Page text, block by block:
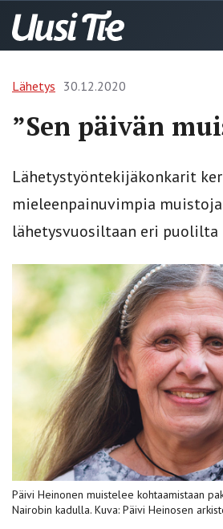
Lähetys 30.12.2020
”Sen päivän
Lähetystyöntekijäkonkarit
mieleenpainuvimpia
lähetysvuosiltaan eri puolilta
Päivi Heinonen muistelee kohtaamistaan
Nairobin kadulla. Kuva: Päivi Heinosen